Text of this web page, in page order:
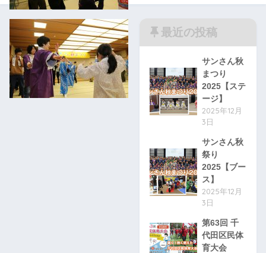
最近の投稿
サンさん秋
まつり
2025【ステ
ージ】
2025年12月
3日
サンさん秋
祭り
2025【ブー
ス】
2025年12月
3日
第63回 千
代田区民体
育大会